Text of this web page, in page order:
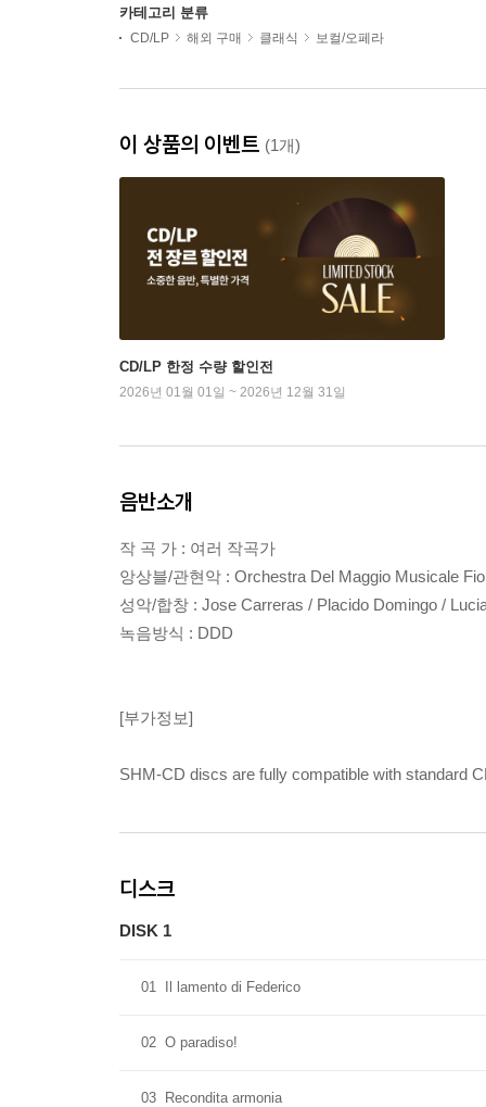
카테고리 분류
CD/LP 해외 구매 클래식 보컬/오페라
이 상품의 이벤트 (1개)
CD/LP 한정 수량 할인전
2026년 01월 01일 ~ 2026년 12월 31일
음반소개
작 곡 가 : 여러 작곡가
앙상블/관현악 : Orchestra Del Maggio Musicale
성악/합창 : Jose Carreras / Placido Domingo /
녹음방식 : DDD
[부가정보]
SHM-CD discs are fully compatible with standard
디스크
DISK 1
01 Il lamento di Federico
02 O paradiso!
03 Recondita armonia